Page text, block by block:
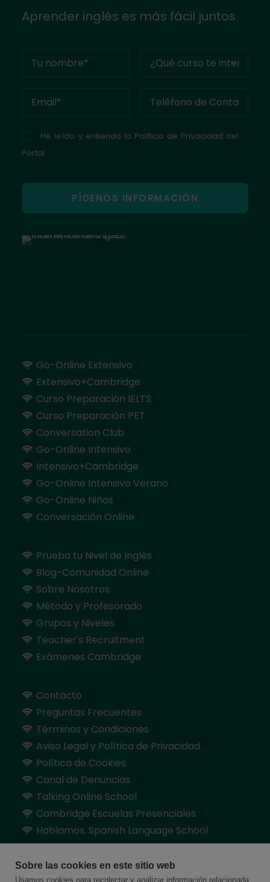
Aprender inglés es más fácil juntos
He leído y entiendo la Política de Privacidad del
Portal
Go-Online Extensivo
Extensivo+Cambridge
Curso Preparación IELTS
Curso Preparación PET
Conversation Club
Go-Online Intensivo
Intensivo+Cambridge
Go-Online Intensivo Verano
Go-Online Niños
Conversación Online
Prueba tu Nivel de Inglés
Blog-Comunidad Online
Sobre Nosotros
Método y Profesorado
Grupos y Niveles
Teacher's Recruitment
Exámenes Cambridge
Contacto
Preguntas Frecuentes
Términos y Condiciones
Aviso Legal y Política de Privacidad
Política de Cookies
Canal de Denuncias
Talking Online School
Cambridge Escuelas Presenciales
Hablamos, Spanish Language School
Sobre las cookies en este sitio web
Usamos cookies para recolectar y analizar información relacionada